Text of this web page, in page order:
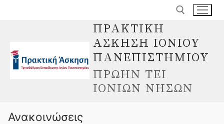
Αναζήτηση για:
ΠΡΑΚΤΙΚΗ
ΑΣΚΗΣΗ ΙΟΝΙΟΥ
ΠΑΝΕΠΙΣΤΗΜΙΟΥ
ΠΡΩΗΝ ΤΕΙ
ΙΟΝΙΩΝ ΝΗΣΩΝ
Ανακοινώσεις